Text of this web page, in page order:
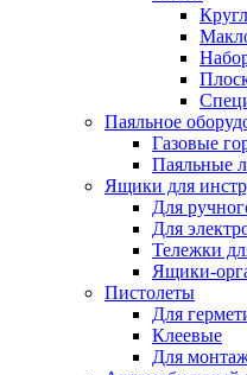
Паяльное
Газовые
Паяльные
Ящики для
Для
Для
Тележки
Ящики-
Пистолеты
Для
Клеевые
Для